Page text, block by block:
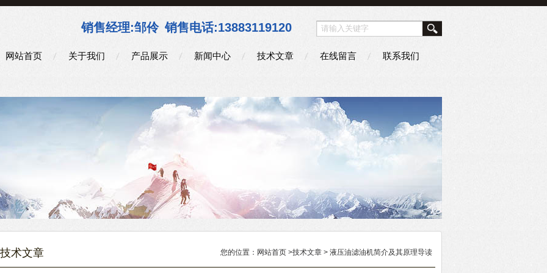
销售经理:邹伶 销售电话:13883119120
网站首页 关于我们 产品展示 新闻中心 技术文章 在线留言 联系我们
技术文章 您的位置： 网站首页 >技术文章 > 液压油滤油机简介及其原理导读